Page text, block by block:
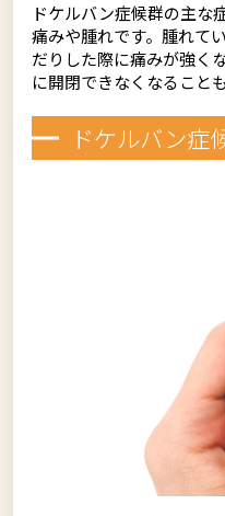
ドケルバン症候群の主な
痛みや腫れです。腫れて
だりした際に痛みが強く
に開閉できなくなること
ドケルバン症